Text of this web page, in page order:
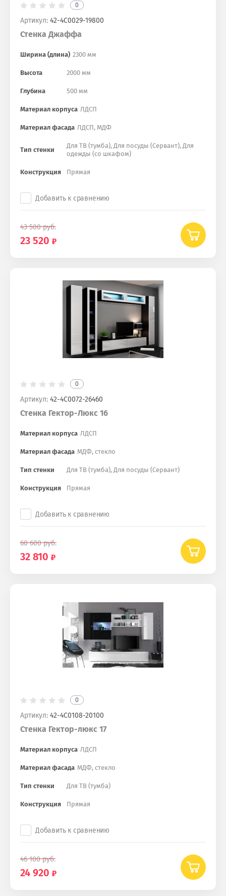
0
Артикул: 42-4С0029-19800
Стенка Джаффа
Ширина (длина) 2300 мм
Высота 2000 мм
Глубина 500 мм
Материал корпуса ЛДСП
Материал фасада ЛДСП, МДФ
Тип стенки
Для ТВ (тумба), Для посуды (Сервант), Для
одежды (со шкафом)
Конструкция Прямая
Добавить к сравнению
43 500руб.
23 520
0
Артикул: 42-4С0072-26460
Стенка Гектор-Люкс 16
Материал корпуса ЛДСП
Материал фасада МДФ, стекло
Тип стенки Для ТВ (тумба), Для посуды (Сервант)
Конструкция Прямая
Добавить к сравнению
60 600руб.
32 810
0
Артикул: 42-4С0108-20100
Стенка Гектор-люкс 17
Материал корпуса ЛДСП
Материал фасада МДФ, стекло
Тип стенки Для ТВ (тумба)
Конструкция Прямая
Добавить к сравнению
46 100руб.
24 920